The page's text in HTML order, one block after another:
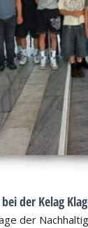
bei der Kelag
der